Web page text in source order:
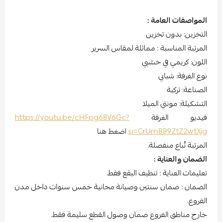
المواصفات العامة :
التخزين: بدون تخزين
المرتبة المناسبة : مماثلة لمقاس السرير
اللون: كريمي في خشبي
نوع الغرفة: شبابي
الصناعة: تركية
التشكيلة: مونتي الميلا
فيديو الغرفة https://youtu.be/cHFpg68V6Gc?
si=CrUmBB9ZtZ2wtXjgاضغط هنا
المرتبة تُباع منفصلة.
الضمان والعناية :
تعليمات العناية : تنظيف البقع فقط.
الضمان : ضمان سنتين وصيانة مجانية خمس سنوات داخل مدن
الفروع.
خارج مناطق الفروع ضمان وصول القطع سليمة فقط.